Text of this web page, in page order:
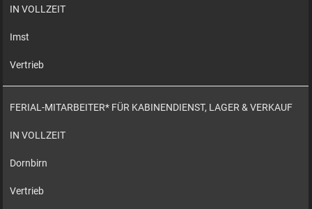
IN VOLLZEIT
Imst
Vertrieb
FERIAL-MITARBEITER* FÜR KABINENDIENST, LAGER & VERKAUF
IN VOLLZEIT
Dornbirn
Vertrieb